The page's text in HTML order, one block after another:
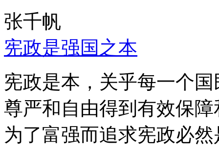
张千帆
宪政是强国之本
宪政是本，关乎每一个
尊严和自由得到有效保
为了富强而追求宪政必